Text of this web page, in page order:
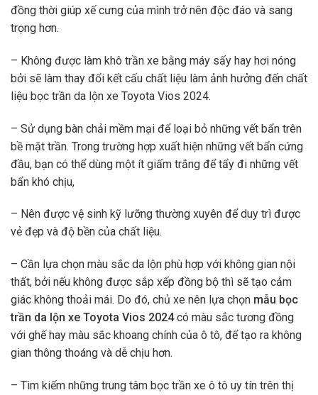
đồng thời giúp xế cưng của mình trở nên độc đáo và sang
trọng hơn.
– Không được làm khô trần xe bằng máy sấy hay hơi nóng
bởi sẽ làm thay đổi kết cấu chất liệu làm ảnh hưởng đến chất
liệu bọc trần da lộn xe Toyota Vios 2024.
– Sử dụng bàn chải mềm mại để loại bỏ những vết bẩn trên
bề mặt trần. Trong trường hợp xuất hiện những vết bẩn cứng
đầu, bạn có thể dùng một ít giấm trắng để tẩy đi những vết
bẩn khó chịu,
– Nên được vệ sinh kỹ lưỡng thường xuyên để duy trì được
vẻ đẹp và độ bền của chất liệu.
– Cần lựa chọn màu sắc da lộn phù hợp với không gian nội
thất, bởi nếu không được sắp xếp đồng bộ thì sẽ tạo cảm
giác không thoải mái. Do đó, chủ xe nên lựa chọn mẫu bọc
trần da lộn xe Toyota Vios 2024có màu sắc tương đồng
với ghế hay màu sắc khoang chính của ô tô, để tạo ra không
gian thông thoáng và dễ chịu hơn.
– Tìm kiếm những trung tâm bọc trần xe ô tô uy tín trên thị